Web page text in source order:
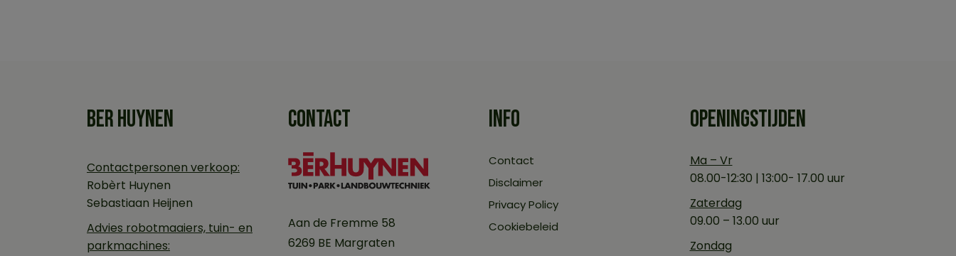
BER HUYNEN
Contactpersonen verkoop:
Robèrt Huynen
Sebastiaan Heijnen
Advies robotmaaiers, tuin- en
parkmachines:
CONTACT
Aan de Fremme 58
6269 BE Margraten
INFO
Contact
Disclaimer
Privacy Policy
Cookiebeleid
OPENINGSTIJDEN
Ma – Vr
08.00-12:30 | 13:00- 17.00 uur
Zaterdag
09.00 – 13.00 uur
Zondag